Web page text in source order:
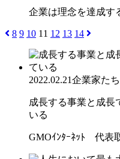
企業は理念を達成す
8 9 10 11 12 13 14
2022.02.21企業家た
成長する事業と成長
いる
GMOｲﾝﾀｰﾈｯﾄ 代表